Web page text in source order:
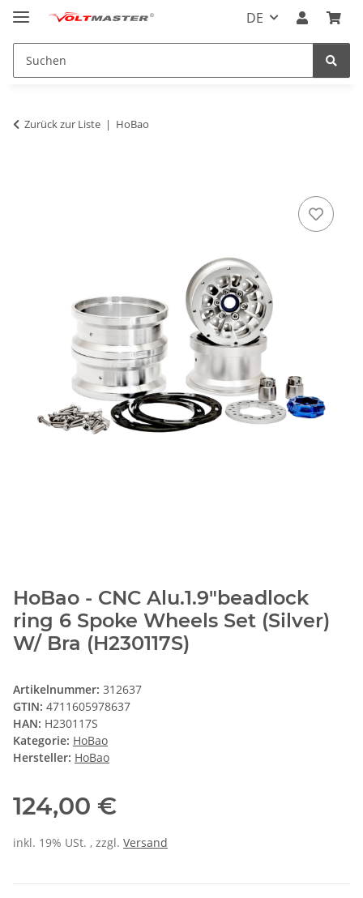
DE
Zurück zur Liste HoBao
HoBao - CNC Alu.1.9"beadlock
ring 6 Spoke Wheels Set (Silver)
W/ Bra (H230117S)
Artikelnummer: 312637
GTIN: 4711605978637
HAN: H230117S
Kategorie: HoBao
Hersteller: HoBao
124,00 €
inkl. 19% USt. , zzgl. Versand